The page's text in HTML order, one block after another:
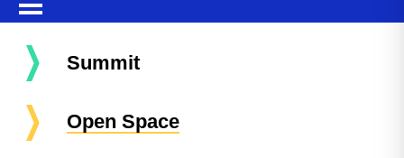
Summit
Open Space